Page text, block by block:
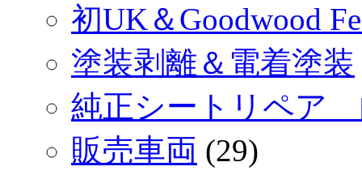
初UK＆Goodwood
塗装剥離＆電着塗装
純正シートリペア
販売車両 (29)